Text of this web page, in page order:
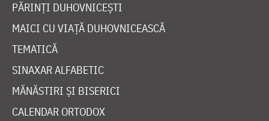
PĂRINȚI DUHOVNICEȘTI
MAICI CU VIAȚĂ DUHOVNICEASCĂ
TEMATICĂ
SINAXAR ALFABETIC
MĂNĂSTIRI ȘI BISERICI
CALENDAR ORTODOX